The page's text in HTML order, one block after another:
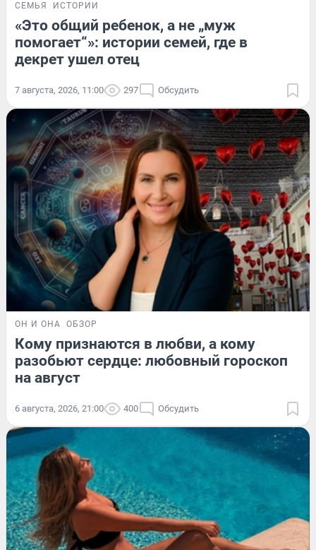
СЕМЬЯ ИСТОРИИ
«Это общий ребенок, а не „муж
помогает“»: истории семей, где в
декрет ушел отец
7 августа, 2026, 11:00 297 Обсудить
ОН И ОНА ОБЗОР
Кому признаются в любви, а кому
разобьют сердце: любовный гороскоп
на август
6 августа, 2026, 21:00 400 Обсудить